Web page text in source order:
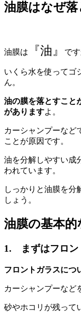
油膜はなぜ
油膜は 『油』 です
いくら水を使ってゴ
ん。
油の膜を落とすこと
がありますよ。
カーシャンプーなど
ことが原因です。
油を分解しやすい成
われています。
しっかりと油膜を分
しょう。
油膜の基本
1. まずはフロン
フロントガラスにつ
カーシャンプーなど
砂やホコリが残って